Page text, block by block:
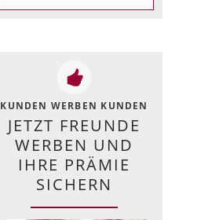
KUNDEN WERBEN KUNDEN
JETZT FREUNDE
WERBEN UND
IHRE PRÄMIE
SICHERN